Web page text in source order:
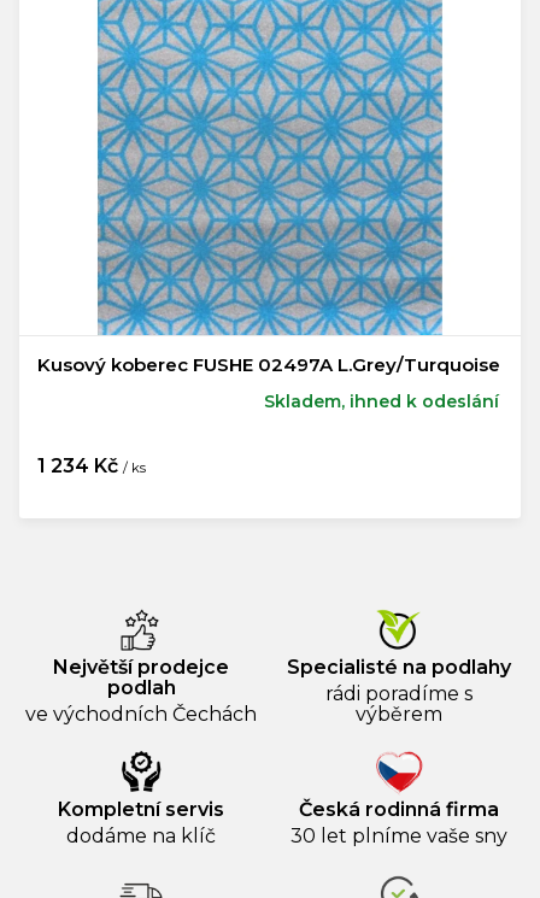
Kusový koberec FUSHE 02497A L.Grey/Turquoise
1 234 Kč / ks
Skladem, ihned k odeslání
Největší prodejce
podlah
ve východních Čechách
Specialisté na podlahy
rádi poradíme s
výběrem
Kompletní servis
dodáme na klíč
Česká rodinná firma
30 let plníme vaše sny